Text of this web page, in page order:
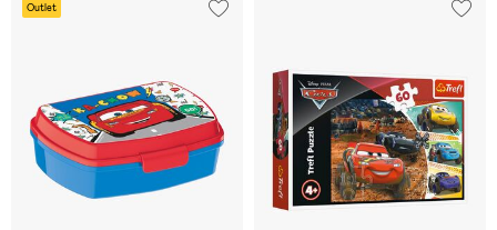
Outlet